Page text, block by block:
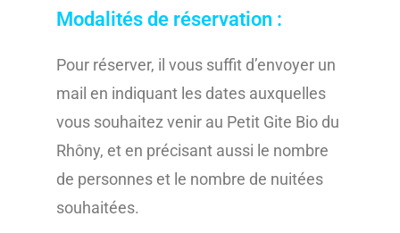
Modalités de réservation :
Pour réserver, il vous suffit d’envoyer un
mail en indiquant les dates auxquelles
vous souhaitez venir au Petit Gite Bio du
Rhôny, et en précisant aussi le nombre
de personnes et le nombre de nuitées
souhaitées.